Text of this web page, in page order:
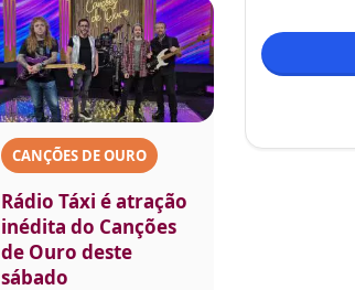
CANÇÕES DE OURO
Rádio Táxi é atração
inédita do Canções
de Ouro deste
sábado